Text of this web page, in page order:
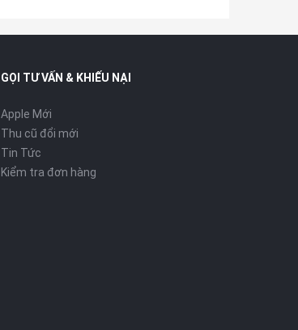
GỌI TƯ VẤN & KHIẾU NẠI
Apple Mới
Thu cũ đổi mới
Tin Tức
Kiểm tra đơn hàng